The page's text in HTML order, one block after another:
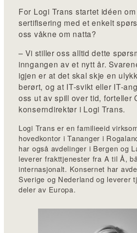
For Logi Trans startet idéen
sertifisering med et enkelt
oss våkne om natta?
– Vi stiller oss alltid dette
inngangen av et nytt år.
igjen er at det skal skje en
berørt, og at IT-svikt eller IT-
oss ut av spill over tid, forteller
konserndirektør i Logi Trans.
Logi Trans er en familieeid
hovedkontor i Tananger i
har også avdelinger i Bergen og
leverer frakttjenester fra A til Å,
internasjonalt. Konsernet har
Sverige og Nederland og leverer
deler av Europa.